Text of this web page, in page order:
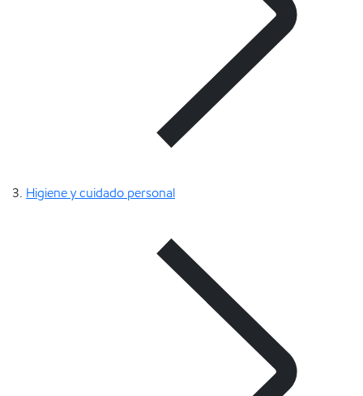
Higiene y cuidado personal